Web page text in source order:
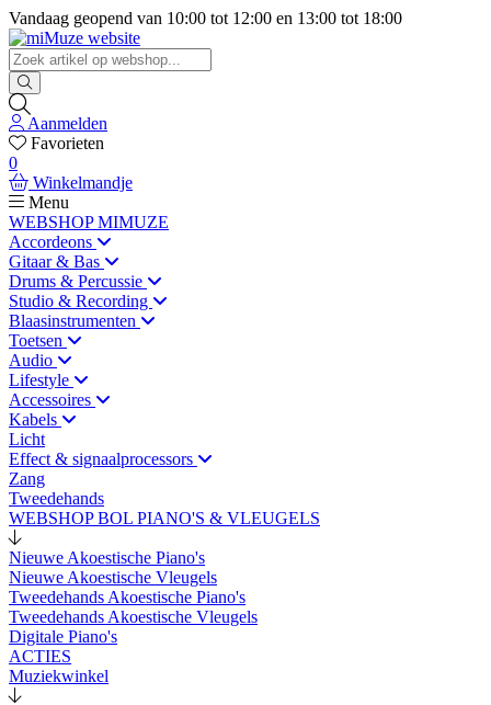
Vandaag geopend van 10:00 tot 12:00 en 13:00 tot 18:00
Aanmelden
Favorieten
0
Winkelmandje
Menu
WEBSHOP MIMUZE
Accordeons
Gitaar & Bas
Drums & Percussie
Studio & Recording
Blaasinstrumenten
Toetsen
Audio
Lifestyle
Accessoires
Kabels
Licht
Effect & signaalprocessors
Zang
Tweedehands
WEBSHOP BOL PIANO'S & VLEUGELS
Nieuwe Akoestische Piano's
Nieuwe Akoestische Vleugels
Tweedehands Akoestische Piano's
Tweedehands Akoestische Vleugels
Digitale Piano's
ACTIES
Muziekwinkel